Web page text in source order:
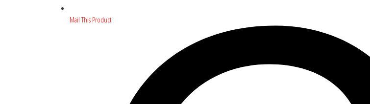
Mail This Product